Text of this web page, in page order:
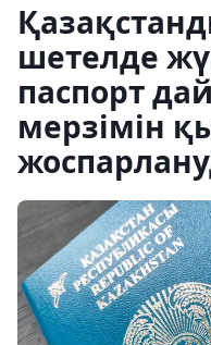
шетелде
паспорт
мерзімін